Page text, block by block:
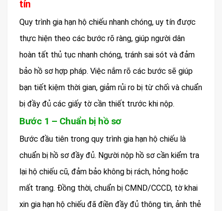
tín
Quy trình gia hạn hộ chiếu nhanh chóng, uy tín được
thực hiện theo các bước rõ ràng, giúp người dân
hoàn tất thủ tục nhanh chóng, tránh sai sót và đảm
bảo hồ sơ hợp pháp. Việc nắm rõ các bước sẽ giúp
bạn tiết kiệm thời gian, giảm rủi ro bị từ chối và chuẩn
bị đầy đủ các giấy tờ cần thiết trước khi nộp.
Bước 1 – Chuẩn bị hồ sơ
Bước đầu tiên trong quy trình gia hạn hộ chiếu là
chuẩn bị hồ sơ đầy đủ. Người nộp hồ sơ cần kiểm tra
lại hộ chiếu cũ, đảm bảo không bị rách, hỏng hoặc
mất trang. Đồng thời, chuẩn bị CMND/CCCD, tờ khai
xin gia hạn hộ chiếu đã điền đầy đủ thông tin, ảnh thẻ